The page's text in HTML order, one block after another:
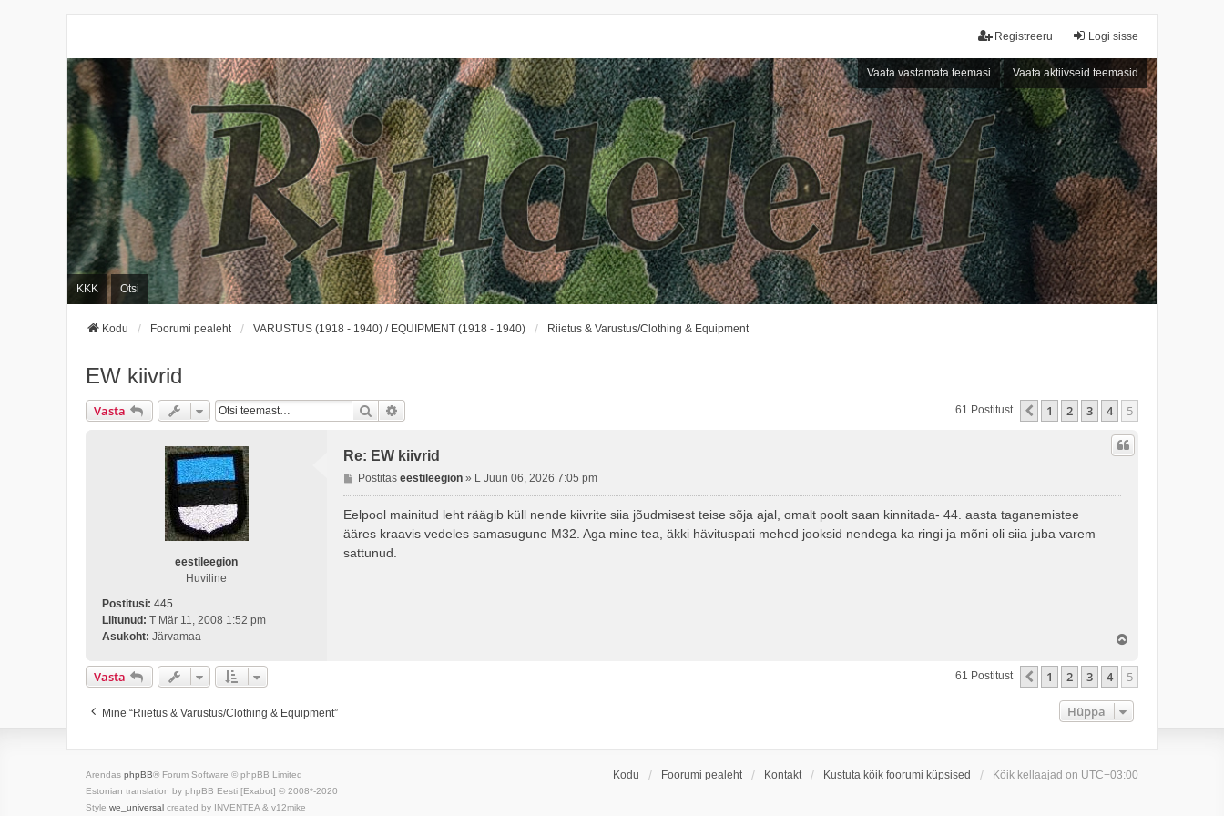
Logi sisse
Registreeru
Vaata vastamata teemasi Vaata aktiivseid teemasid
KKK Otsi
Kodu Foorumi pealeht VARUSTUS (1918 - 1940) / EQUIPMENT (1918 - 1940) Riietus & Varustus/Clothing & Equipment
EW kiivrid
Vasta Otsi 61 Postitust Eelmine
1 2 3 4 5
eestileegion
Huviline
Postitusi: 445
Liitunud: T Mär 11, 2008 1:52 pm
Asukoht: Järvamaa
Re: EW kiivrid
P
o
i
t
Postitas eestileegion» L Juun 06, 2026 7:05 pm
Eelpool mainitud leht räägib küll nende kiivrite siia jõudmisest teise sõja ajal, omalt poolt saan kinnitada- 44. aasta taganemistee
ääres kraavis vedeles samasugune M32. Aga mine tea, äkki hävituspati mehed jooksid nendega ka ringi ja mõni oli siia juba varem
sattunud.
e
s
Vasta 61 Postitust Eelmine
1 2 3 4 5
Mine “Riietus & Varustus/Clothing & Equipment” Hüppa
Kodu Foorumi pealeht Kontakt Kustuta kõik foorumi küpsised Kõik kellaajad on UTC+03:00
Arendas phpBB® Forum Software © phpBB Limited
Estonian translation by phpBB Eesti [Exabot] © 2008*-2020
Style we_universal created by INVENTEA & v12mike